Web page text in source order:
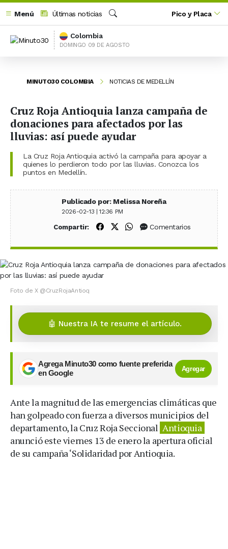
Menú
Últimas noticias
Buscar
Pico y Placa
Colombia
DOMINGO 09 DE AGOSTO
MINUTO30 COLOMBIA NOTICIAS DE MEDELLÍN
Cruz Roja Antioquia lanza campaña de
donaciones para afectados por las
lluvias: así puede ayudar
La Cruz Roja Antioquia activó la campaña para apoyar a
quienes lo perdieron todo por las lluvias. Conozca los
puntos en Medellín.
Publicado por: Melissa Noreña
2026-02-13 | 12:36 PM
Compartir: Compartir en Facebook
Compartir en X (Twitter)
Compartir en WhatsApp
Comentarios
Foto de X @CruzRojaAntioq
🤖 Nuestra IA te resume el artículo.
Agrega Minuto30 como fuente preferida
en Google
Agregar
Ante la magnitud de las emergencias climáticas que
han golpeado con fuerza a diversos municipios del
departamento, la Cruz Roja Seccional Antioquia
anunció este viernes 13 de enero la apertura oficial
de su campaña ‘Solidaridad por Antioquia.